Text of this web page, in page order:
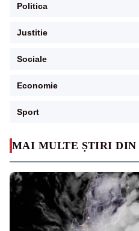
MAI MULTE ȘTIRI DIN
Politica
Justitie
Sociale
Economie
Sport